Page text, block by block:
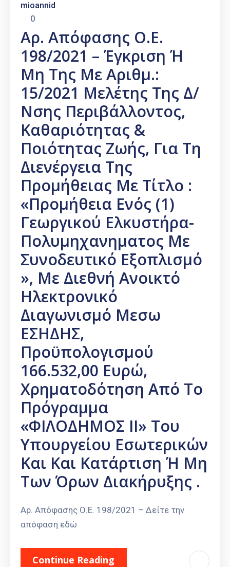
mioannid
0
Αρ. Απόφασης Ο.Ε.
198/2021 – Έγκριση Ή
Μη Της Με Αριθμ.:
15/2021 Μελέτης Της Δ/
Νσης Περιβάλλοντος,
Καθαριότητας &
Ποιότητας Ζωής, Για Τη
Διενέργεια Της
Προμήθειας Με Τίτλο :
«Προμήθεια Ενός (1)
Γεωργικού Ελκυστήρα-
Πολυμηχανηματος Με
Συνοδευτικό Εξοπλισμό
», Με Διεθνή Ανοικτό
Ηλεκτρονικό
Διαγωνισμό Μεσω
ΕΣΗΔΗΣ,
Προϋπολογισμού
166.532,00 Ευρώ,
Χρηματοδότηση Από Το
Πρόγραμμα
«ΦΙΛΟΔΗΜΟΣ ΙΙ» Του
Υπουργείου Εσωτερικών
Και Και Κατάρτιση Ή Μη
Των Όρων Διακήρυξης .
Αρ. Απόφασης Ο.Ε. 198/2021 – Δείτε την
απόφαση εδώ
Continue Reading